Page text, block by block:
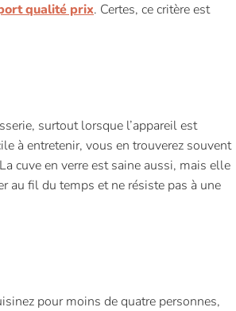
qualité prix. Certes, ce critère est
surtout lorsque l’appareil est
à entretenir, vous en trouverez souvent
cuve en verre est saine aussi, mais elle
au fil du temps et ne résiste pas à une
pour moins de quatre personnes,